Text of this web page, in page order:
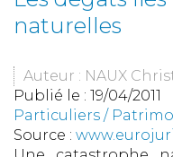
naturelles
Auteur : NAUX
Publié le : 19/04/2011
Particuliers /
Source :